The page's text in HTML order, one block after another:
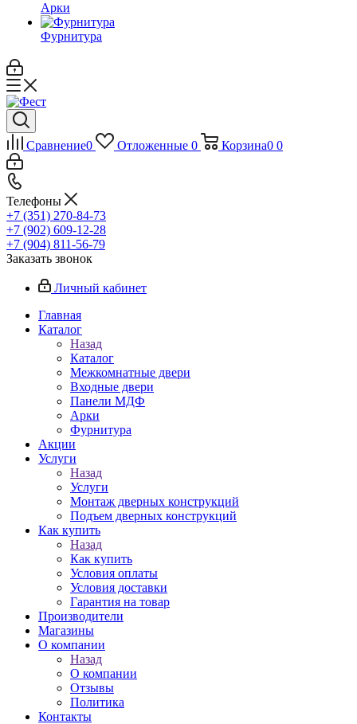
Арки
Фурнитура
Сравнение0 Отложенные 0 Корзина0 0
Телефоны
+7 (351) 270-84-73
+7 (902) 609-12-28
+7 (904) 811-56-79
Заказать звонок
Личный кабинет
Главная
Каталог
Назад
Каталог
Межкомнатные двери
Входные двери
Панели МДФ
Арки
Фурнитура
Акции
Услуги
Назад
Услуги
Монтаж дверных конструкций
Подъем дверных конструкций
Как купить
Назад
Как купить
Условия оплаты
Условия доставки
Гарантия на товар
Производители
Магазины
О компании
Назад
О компании
Отзывы
Политика
Контакты